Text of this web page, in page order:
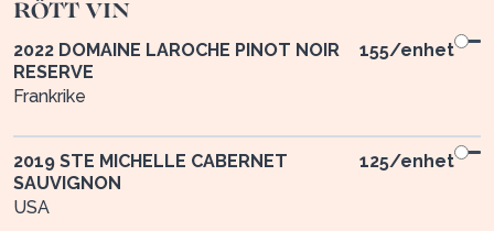
RÖTT VIN
2022 DOMAINE LAROCHE PINOT NOIR
RESERVE
155/enhet
Frankrike
2019 STE MICHELLE CABERNET
SAUVIGNON
125/enhet
USA